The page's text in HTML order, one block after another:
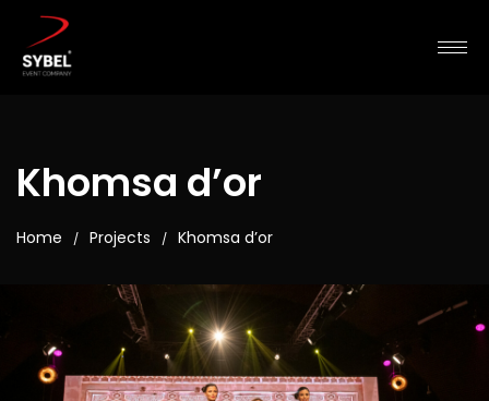
Khomsa d’or
Home / Projects / Khomsa d’or